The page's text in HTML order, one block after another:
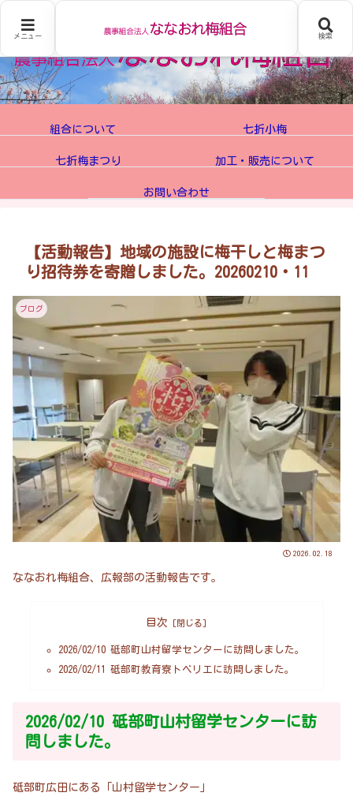
組合について 七折小梅
七折梅まつり 加工・販売について
お問い合わせ
【活動報告】地域の施設に梅干しと梅まつ
り招待券を寄贈しました。20260210・11
ブログ
2026.02.18
ななおれ梅組合、広報部の活動報告です。
目次
2026/02/10 砥部町山村留学センターに訪問しました。
2026/02/11 砥部町教育寮トベリエに訪問しました。
2026/02/10 砥部町山村留学センターに訪
問しました。
砥部町広田にある「山村留学センター」
メニュー 検索